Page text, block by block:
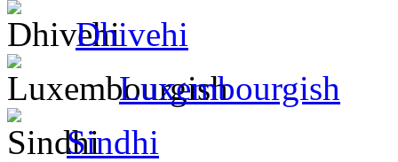
Dhivehi
Luxembourgish
Sindhi